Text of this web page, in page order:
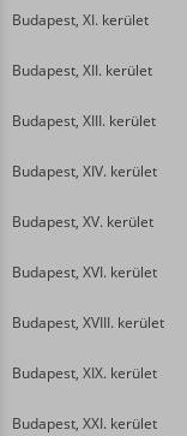
Budapest, XI. kerület
Budapest, XII. kerület
Budapest, XIII. kerület
Budapest, XIV. kerület
Budapest, XV. kerület
Budapest, XVI. kerület
Budapest, XVIII. kerület
Budapest, XIX. kerület
Budapest, XXI. kerület